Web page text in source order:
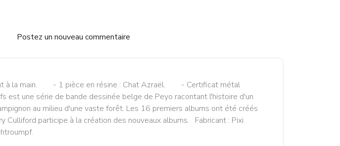
Postez un nouveau commentaire
la main. - 1 pièce en résine : Chat Azraël. - Certificat métal
une série de bande dessinée belge de Peyo racontant l'histoire d'un
au milieu d'une vaste forêt. Les 16 premiers albums ont été créés
participe à la création des nouveaux albums. Fabricant : Pixi.